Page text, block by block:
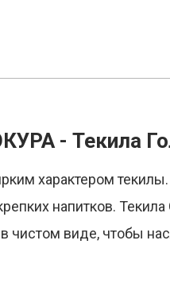
- Текила
характером
напитков. Текила
чистом виде, чтобы